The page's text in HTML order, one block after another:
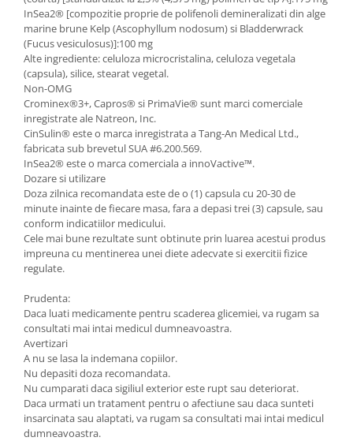
InSea2® [compozitie proprie de polifenoli demineralizati din alge
marine brune Kelp (Ascophyllum nodosum) si Bladderwrack
(Fucus vesiculosus)]:100 mg
Alte ingrediente: celuloza microcristalina, celuloza vegetala
(capsula), silice, stearat vegetal.
Non-OMG
Crominex®3+, Capros® si PrimaVie® sunt marci comerciale
inregistrate ale Natreon, Inc.
CinSulin® este o marca inregistrata a Tang-An Medical Ltd.,
fabricata sub brevetul SUA #6.200.569.
InSea2® este o marca comerciala a innoVactive™.
Dozare si utilizare
Doza zilnica recomandata este de o (1) capsula cu 20-30 de
minute inainte de fiecare masa, fara a depasi trei (3) capsule, sau
conform indicatiilor medicului.
Cele mai bune rezultate sunt obtinute prin luarea acestui produs
impreuna cu mentinerea unei diete adecvate si exercitii fizice
regulate.
Prudenta:
Daca luati medicamente pentru scaderea glicemiei, va rugam sa
consultati mai intai medicul dumneavoastra.
Avertizari
A nu se lasa la indemana copiilor.
Nu depasiti doza recomandata.
Nu cumparati daca sigiliul exterior este rupt sau deteriorat.
Daca urmati un tratament pentru o afectiune sau daca sunteti
insarcinata sau alaptati, va rugam sa consultati mai intai medicul
dumneavoastra.